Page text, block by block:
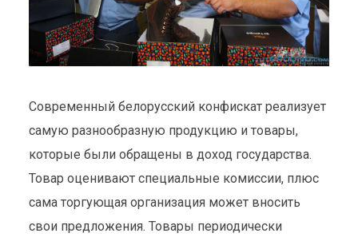
Современный белорусский конфискат реализует
самую разнообразную продукцию и товары,
которые были обращены в доход государства.
Товар оценивают специальные комиссии, плюс
сама торгующая организация может вносить
свои предложения. Товары периодически